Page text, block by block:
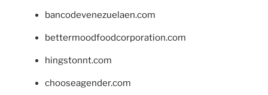
bancodevenezuelaen.com
bettermoodfoodcorporation.com
hingstonnt.com
chooseagender.com